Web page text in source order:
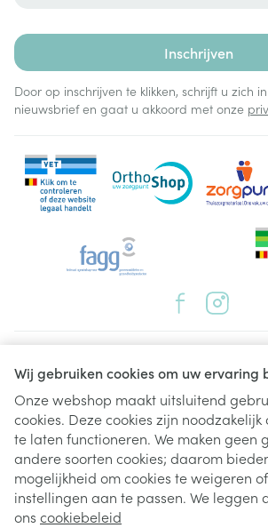
Wij gebruiken cookies om uw ervaring
Onze webshop maakt uitsluitend
cookies. Deze cookies zijn
te laten functioneren. We maken geen
andere soorten cookies; daarom
mogelijkheid om cookies te weigeren
instellingen aan te passen. We leggen
ons cookiebeleid
Inschrijven
Door op inschrijven te klikken, schrijft u zich
nieuwsbrief en gaat u akkoord met onze
Juridische links